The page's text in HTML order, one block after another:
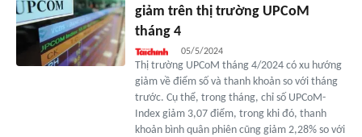
giảm trên thị trường UPCoM
tháng 4
05/5/2024
Thị trường UPCoM tháng 4/2024 có xu hướng
giảm về điểm số và thanh khoản so với tháng
trước. Cụ thể, trong tháng, chỉ số UPCoM-
Index giảm 3,07 điểm, trong khi đó, thanh
khoản bình quân phiên cũng giảm 2,28% so với